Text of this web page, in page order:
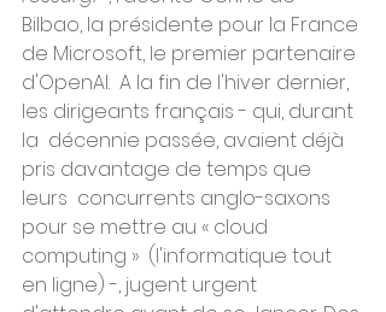
Bilbao, la présidente pour la France
de Microsoft, le premier partenaire
d'OpenAI.  A la fin de l'hiver dernier,
les dirigeants français - qui, durant
la  décennie passée, avaient déjà
pris davantage de temps que
leurs  concurrents anglo-saxons
pour se mettre au « cloud
computing »  (l'informatique tout
en ligne) -, jugent urgent